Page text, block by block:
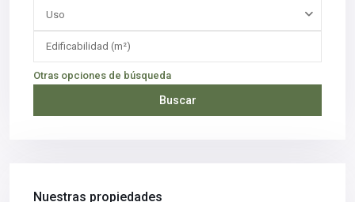
Uso
Otras opciones de búsqueda
Buscar
Nuestras propiedades